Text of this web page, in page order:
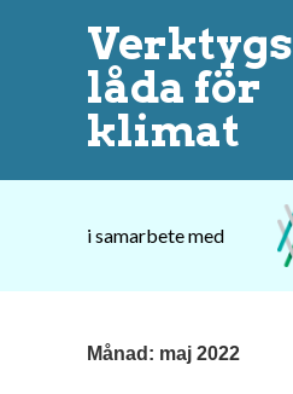
Verktygs
låda för
klimat
i samarbete med
Månad: maj 2022